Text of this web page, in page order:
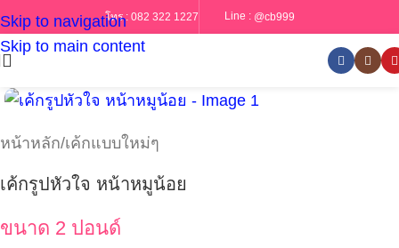
Skip to navigation
Skip to main content
โทร : 082 322 1227 Line : @cb999
หน้าหลัก/เค้กแบบใหม่ๆ
เค้กรูปหัวใจ หน้าหมูน้อย
ขนาด 2 ปอนด์